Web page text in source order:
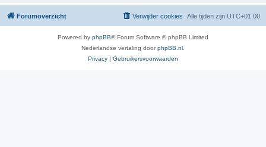
Forumoverzicht Alle tijden zijn UTC+01:00
Verwijder cookies
Powered by phpBB® Forum Software © phpBB Limited
Nederlandse vertaling doorphpBB.nl
Privacy | Gebruikersvoorwaarden